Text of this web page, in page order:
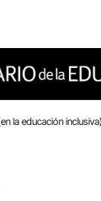
inclusiva) no es